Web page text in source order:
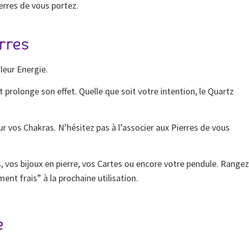
de vous portez.
Energie.
prolonge son effet. Quelle que soit votre intention, le Quartz
Chakras. N’hésitez pas à l’associer aux Pierres de vous
bijoux en pierre, vos Cartes ou encore votre pendule. Rangez
frais” à la prochaine utilisation.